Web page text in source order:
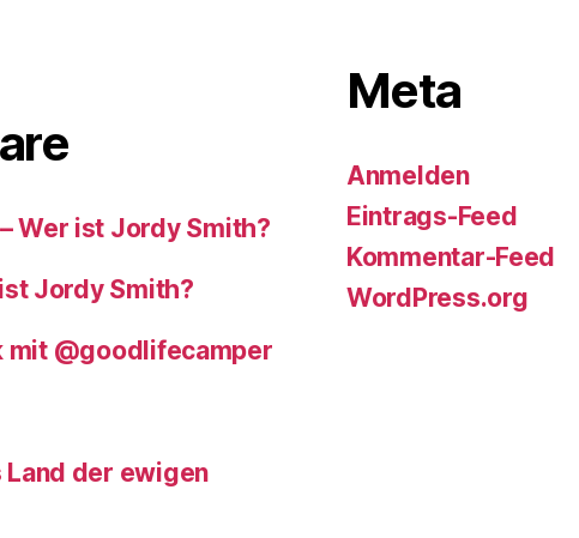
Wer ist Jordy Smith?
Jordy Smith?
mit @goodlifecamper
Land der ewigen
Meta
Anmelden
Eintrags-Feed
Kommentar-Feed
WordPress.org